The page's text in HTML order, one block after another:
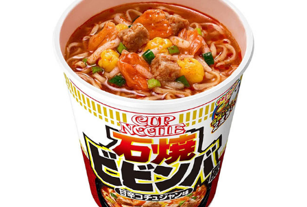
ビジネスと働き方のヒント
AI活用のいまが分かる
企業ITのトレンドを詳説
経営リーダーのコミュニティ
マーケ×ITの今がよく分かる
ITエンジニア向け専門サイト
企業向けIT製品の総合サイト